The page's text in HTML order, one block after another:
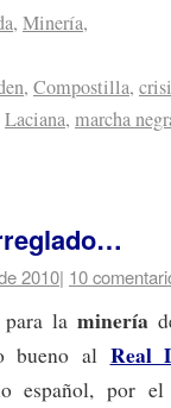
, Minería,
, Compostilla,
Laciana, marcha
2010| 10
para laminería
bueno al Real
español, por